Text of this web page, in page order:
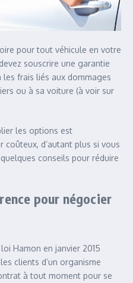
pour tout véhicule en votre
souscrire une garantie
frais liés aux dommages
ou à sa voiture (à voir sur
les options est
coûteux, d’autant plus si vous
conseils pour réduire
pour négocier
Hamon en janvier 2015
clients d’un organisme
à tout moment pour se